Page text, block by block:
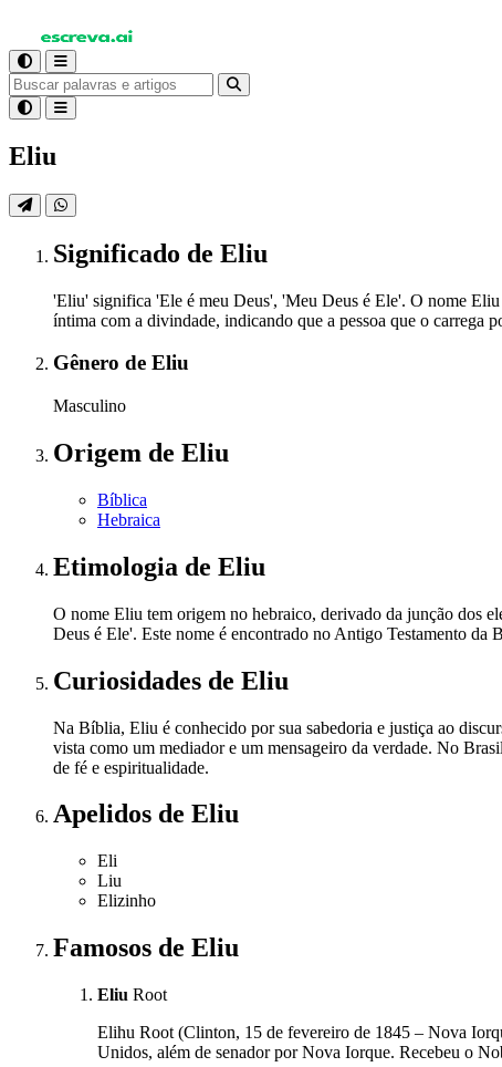
Eliu
Significado de Eliu
'Eliu' significa 'Ele é meu Deus', 'Meu Deus é Ele'. O nome
íntima com a divindade, indicando que a pessoa que o carrega
Gênero de Eliu
Masculino
Origem de Eliu
Bíblica
Hebraica
Etimologia de Eliu
O nome Eliu tem origem no hebraico, derivado da junção dos
Deus é Ele'. Este nome é encontrado no Antigo Testamento da
Curiosidades de Eliu
Na Bíblia, Eliu é conhecido por sua sabedoria e justiça ao
vista como um mediador e um mensageiro da verdade. No
de fé e espiritualidade.
Apelidos de Eliu
Eli
Liu
Elizinho
Famosos de Eliu
Eliu Root
Elihu Root (Clinton, 15 de fevereiro de 1845 – Nova
Unidos, além de senador por Nova Iorque. Recebeu o